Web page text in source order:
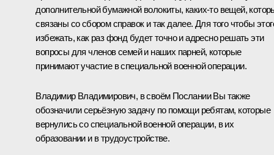
дополнительной бумажной волокиты, каких-то вещей,
связаны со сбором справок и так далее. Для того чтобы
избежать, как раз фонд будет точно и адресно решать эти
вопросы для членов семей и наших парней, которые
принимают участие в специальной военной операции.
Владимир Владимирович, в своём Послании Вы также
обозначили серьёзную задачу по помощи ребятам, которые
вернулись со специальной военной операции, в их
образовании и в трудоустройстве.